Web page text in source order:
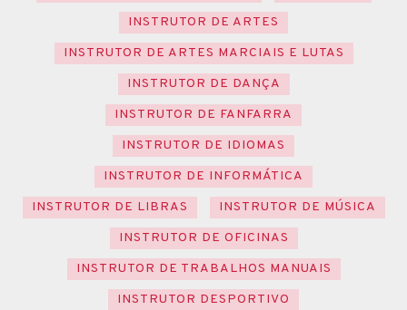
INSTRUTOR DE ARTES
INSTRUTOR DE ARTES MARCIAIS E LUTAS
INSTRUTOR DE DANÇA
INSTRUTOR DE FANFARRA
INSTRUTOR DE IDIOMAS
INSTRUTOR DE INFORMÁTICA
INSTRUTOR DE LIBRAS
INSTRUTOR DE MÚSICA
INSTRUTOR DE OFICINAS
INSTRUTOR DE TRABALHOS MANUAIS
INSTRUTOR DESPORTIVO